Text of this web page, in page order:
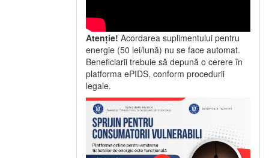
Atenție! Acordarea suplimentului pentru
energie (50 lei/lună) nu se face automat.
Beneficiarii trebuie să depună o cerere în
platforma ePIDS, conform procedurii
legale.